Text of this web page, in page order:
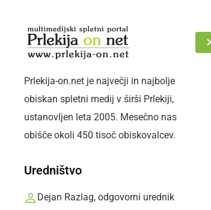
PETEK, 7. AVGUST 2026 Sledite nam:
Prlekija-on.net je največji in najbolje
obiskan spletni medij v širši Prlekiji,
ustanovljen leta 2005. Mesečno nas
obišče okoli 450 tisoč obiskovalcev.
Uredništvo
Dejan Razlag, odgovorni urednik
Naslovnica NaravaNiderlov hrast